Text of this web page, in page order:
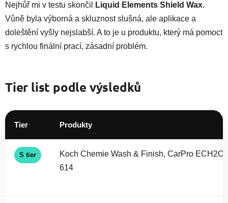
Nejhůř mi v testu skončil Liquid Elements Shield Wax.
Vůně byla výborná a skluznost slušná, ale aplikace a
doleštění vyšly nejslabší. A to je u produktu, který má pomoct
s rychlou finální prací, zásadní problém.
Tier list podle výsledků
Tier Produkty
S tier
Koch Chemie Wash & Finish, CarPro
614